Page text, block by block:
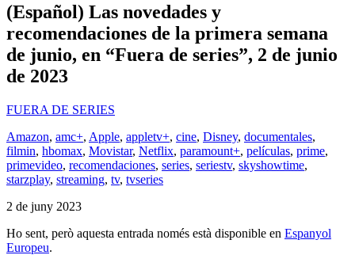
(Español) Las novedades y
recomendaciones de la primera semana
de junio, en “Fuera de series”, 2 de junio
de 2023
FUERA DE SERIES
Amazon, amc+, Apple, appletv+, cine, Disney, documentales,
filmin, hbomax, Movistar, Netflix, paramount+, películas, prime,
primevideo, recomendaciones, series, seriestv, skyshowtime,
starzplay, streaming, tv, tvseries
2 de juny 2023
Ho sent, però aquesta entrada només està disponible en Espanyol
Europeu.